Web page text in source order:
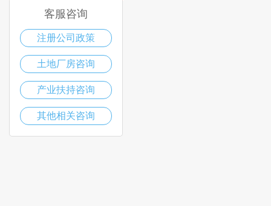
客服咨询
注册公司政策
土地厂房咨询
产业扶持咨询
其他相关咨询